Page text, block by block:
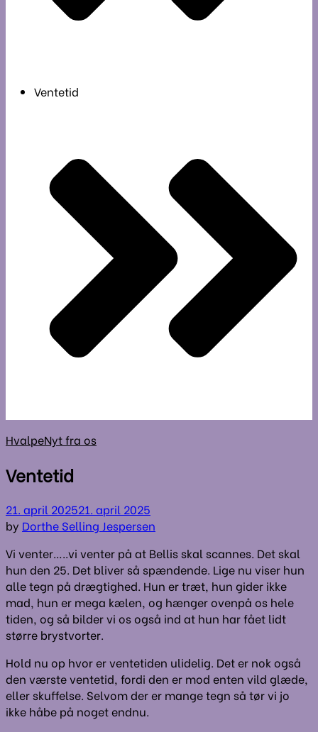
Ventetid
HvalpeNyt fra os
Ventetid
21. april 202521. april 2025
by Dorthe Selling Jespersen
Vi venter…..vi venter på at Bellis skal scannes. Det skal
hun den 25. Det bliver så spændende. Lige nu viser hun
alle tegn på drægtighed. Hun er træt, hun gider ikke
mad, hun er mega kælen, og hænger ovenpå os hele
tiden, og så bilder vi os også ind at hun har fået lidt
større brystvorter.
Hold nu op hvor er ventetiden ulidelig. Det er nok også
den værste ventetid, fordi den er mod enten vild glæde,
eller skuffelse. Selvom der er mange tegn så tør vi jo
ikke håbe på noget endnu.